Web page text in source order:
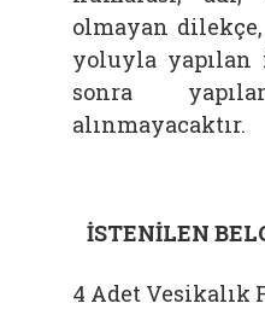
olmayan
yoluyla
sonra
alınmayacaktır.
İSTENİLEN
4 Adet Vesikalık